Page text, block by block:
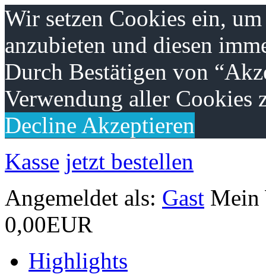
Wir setzen Cookies ein,
anzubieten und diesen
Durch Bestätigen von
Verwendung aller Cookies
Decline Akzeptieren
Kasse jetzt bestellen
Angemeldet als: Gast Mein
0,00EUR
Highlights